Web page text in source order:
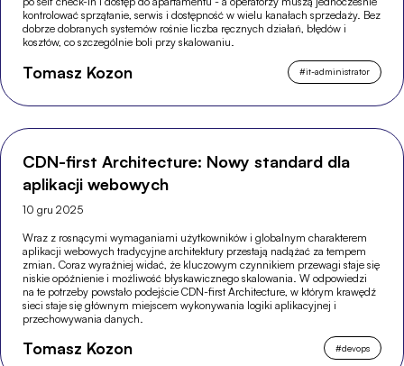
kontrolować sprzątanie, serwis i dostępność w wielu kanałach sprzedaży. Bez
dobrze dobranych systemów rośnie liczba ręcznych działań, błędów i
kosztów, co szczególnie boli przy skalowaniu.
Tomasz Kozon #it-administrator
CDN-first Architecture: Nowy standard dla
aplikacji webowych
10 gru 2025
Wraz z rosnącymi wymaganiami użytkowników i globalnym charakterem
aplikacji webowych tradycyjne architektury przestają nadążać za tempem
zmian. Coraz wyraźniej widać, że kluczowym czynnikiem przewagi staje się
niskie opóźnienie i możliwość błyskawicznego skalowania. W odpowiedzi
na te potrzeby powstało podejście CDN-first Architecture, w którym krawędź
sieci staje się głównym miejscem wykonywania logiki aplikacyjnej i
przechowywania danych.
Tomasz Kozon #devops